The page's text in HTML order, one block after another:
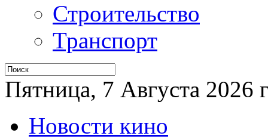
Строительство
Транспорт
Пятница, 7 Августа 2026
Новости кино